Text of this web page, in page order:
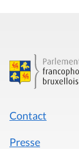
Contact
Presse